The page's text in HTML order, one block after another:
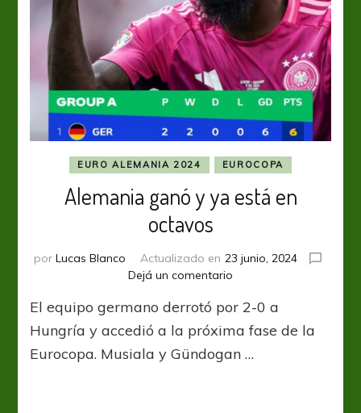
EURO ALEMANIA 2024 EUROCOPA
Alemania ganó y ya está en
octavos
por Lucas Blanco Actualizado en 23 junio, 2024
Dejá un comentario
ganó
está
El equipo germano derrotó por 2-0 a
Hungría y accedió a la próxima fase de la
Eurocopa. Musiala y Gündogan …